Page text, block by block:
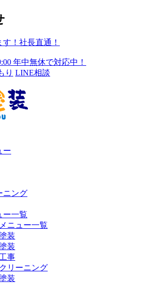
年中無休で対応中！
り LINE相談
ー
ニング
ー一覧
ニュー一覧
装
装
事
リーニング
装